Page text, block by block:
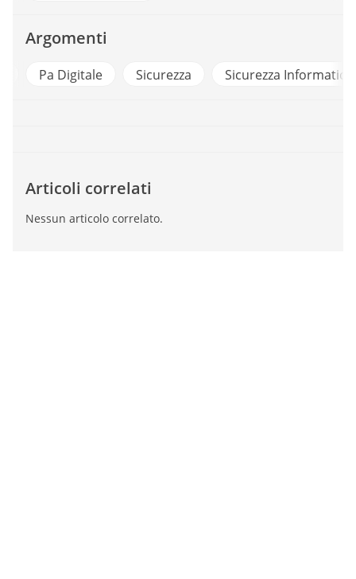
Argomenti
Pa Digitale Sicurezza Sicurezza Informatica
Articoli correlati
Nessun articolo correlato.